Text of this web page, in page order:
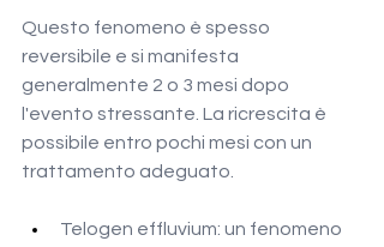
Questo fenomeno è spesso
reversibile e si manifesta
generalmente 2 o 3 mesi dopo
l'evento stressante. La ricrescita è
possibile entro pochi mesi con un
trattamento adeguato.
Telogen effluvium: un fenomeno